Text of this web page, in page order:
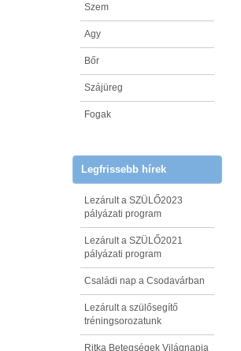
Szem
Agy
Bőr
Szájüreg
Fogak
Legfrissebb hírek
Lezárult a SZÜLŐ2023
pályázati program
Lezárult a SZÜLŐ2021
pályázati program
Családi nap a Csodavárban
Lezárult a szülősegítő
tréningsorozatunk
Ritka Betegségek Világnapja